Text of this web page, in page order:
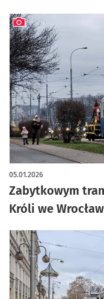
Zabytkowym
Króli we
05.01.2026
artykuł z galerią zdjęć